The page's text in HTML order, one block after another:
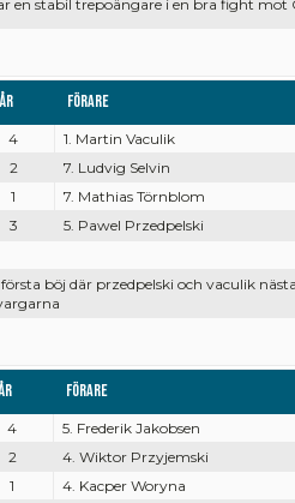
en stabil trepoängare i en bra fight
Förare
4
1. Martin Vaculik
2
7. Ludvig Selvin
1
7. Mathias Törnblom
3
5. Pawel Przedpelski
böj där przedpelski och vaculik
Förare
4
5. Frederik Jakobsen
2
4. Wiktor Przyjemski
1
4. Kacper Woryna